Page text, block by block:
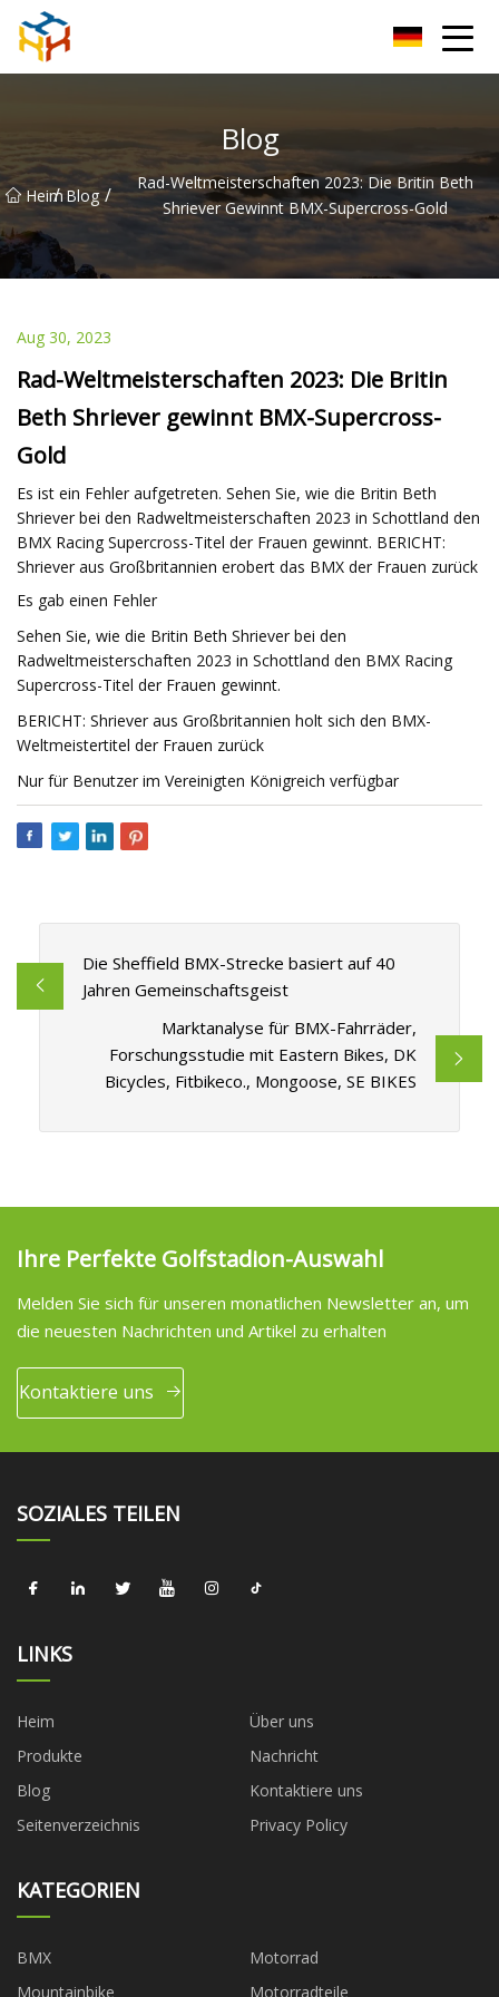
Blog
Heim
/ Blog /
Rad-Weltmeisterschaften 2023: Die Britin Beth
Shriever Gewinnt BMX-Supercross-Gold
Aug 30, 2023
Rad-Weltmeisterschaften 2023: Die Britin
Beth Shriever gewinnt BMX-Supercross-
Gold
Es ist ein Fehler aufgetreten. Sehen Sie, wie die Britin Beth
Shriever bei den Radweltmeisterschaften 2023 in Schottland den
BMX Racing Supercross-Titel der Frauen gewinnt. BERICHT:
Shriever aus Großbritannien erobert das BMX der Frauen zurück
Es gab einen Fehler
Sehen Sie, wie die Britin Beth Shriever bei den
Radweltmeisterschaften 2023 in Schottland den BMX Racing
Supercross-Titel der Frauen gewinnt.
BERICHT: Shriever aus Großbritannien holt sich den BMX-
Weltmeistertitel der Frauen zurück
Nur für Benutzer im Vereinigten Königreich verfügbar
Die Sheffield BMX-Strecke basiert auf 40
Jahren Gemeinschaftsgeist
Marktanalyse für BMX-Fahrräder,
Forschungsstudie mit Eastern Bikes, DK
Bicycles, Fitbikeco., Mongoose, SE BIKES
Ihre Perfekte Golfstadion-Auswahl
Melden Sie sich für unseren monatlichen Newsletter an, um
die neuesten Nachrichten und Artikel zu erhalten
Kontaktiere uns
SOZIALES TEILEN
LINKS
Heim
Über uns
Produkte
Nachricht
Blog
Kontaktiere uns
Seitenverzeichnis
Privacy Policy
KATEGORIEN
BMX
Motorrad
Mountainbike
Motorradteile